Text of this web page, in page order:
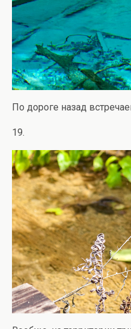
По дороге назад
19.